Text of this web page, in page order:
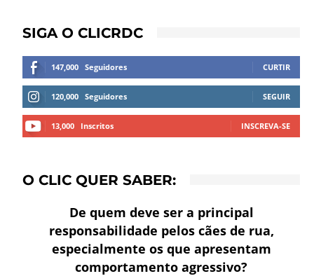
SIGA O CLICRDC
147,000 Seguidores CURTIR
120,000 Seguidores SEGUIR
13,000 Inscritos INSCREVA-SE
O CLIC QUER SABER:
De quem deve ser a principal
responsabilidade pelos cães de rua,
especialmente os que apresentam
comportamento agressivo?